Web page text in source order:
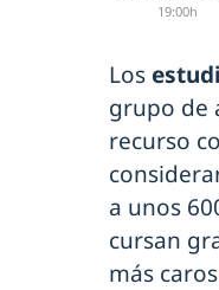
19:00h
Los
grupo de
recurso
a unos
cursan
más